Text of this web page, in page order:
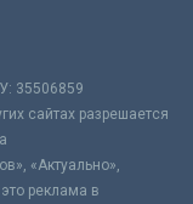
35506859
сайтах разрешается
«Актуально»,
реклама в